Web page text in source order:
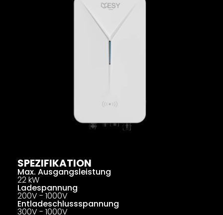
SPEZIFIKATION
Max. Ausgangsleistung
22 kW
Ladespannung
200V - 1000V
Entladeschlussspannung
300V - 1000V